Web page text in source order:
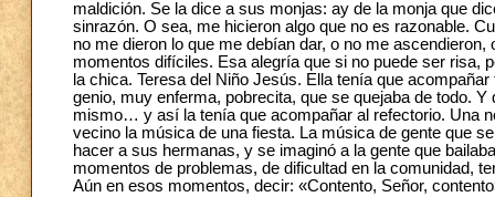
maldición. Se la dice a sus monjas: ay de la monja que
sinrazón. O sea, me hicieron algo que no es razonable.
no me dieron lo que me debían dar, o no me
momentos difíciles. Esa alegría que si no puede ser risa,
la chica. Teresa del Niño Jesús. Ella tenía que
genio, muy enferma, pobrecita, que se quejaba de todo.
mismo… y así la tenía que acompañar al refectorio. Una
vecino la música de una fiesta. La música de gente que
hacer a sus hermanas, y se imaginó a la gente que
momentos de problemas, de dificultad en la comunidad,
Aún en esos momentos, decir: «Contento, Señor,